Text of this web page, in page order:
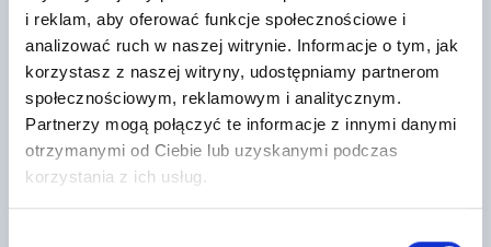
i reklam, aby oferować funkcje społecznościowe i
analizować ruch w naszej witrynie. Informacje o tym, jak
korzystasz z naszej witryny, udostępniamy partnerom
społecznościowym, reklamowym i analitycznym.
Partnerzy mogą połączyć te informacje z innymi danymi
otrzymanymi od Ciebie lub uzyskanymi podczas
korzystania z ich usług.
Dachówka podstawowa PIEMONT
brąz Roben
6,69 zł/ szt
Dachówka ceramiczna PIEMONT
brąz to część systemu
dachowego firmy Röben.
Dachówka charakteryzuje się
Płyty SYNTHOS XPS PRIME S 30
L/120
XPS PRIME S jest nowoczesnym
produktem termoizolacyjnym,
stanowiącym rozwinięcie
docenianej przez klientów w wielu
krajach.…